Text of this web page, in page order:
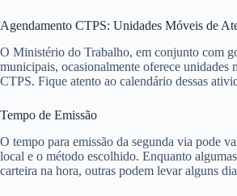
Agendamento CTPS: Unidades Móveis de
O Ministério do Trabalho, em conjunto com
municipais, ocasionalmente oferece unidades
CTPS. Fique atento ao calendário dessas
Tempo de Emissão
O tempo para emissão da segunda via pode
local e o método escolhido. Enquanto
carteira na hora, outras podem levar alguns